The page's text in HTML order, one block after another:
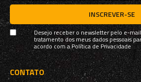
INSCREVER-SE
Desejo receber o newsletter pelo e-
tratamento dos meus dados pessoais
acordo com aPolítica de Privacidade
CONTATO